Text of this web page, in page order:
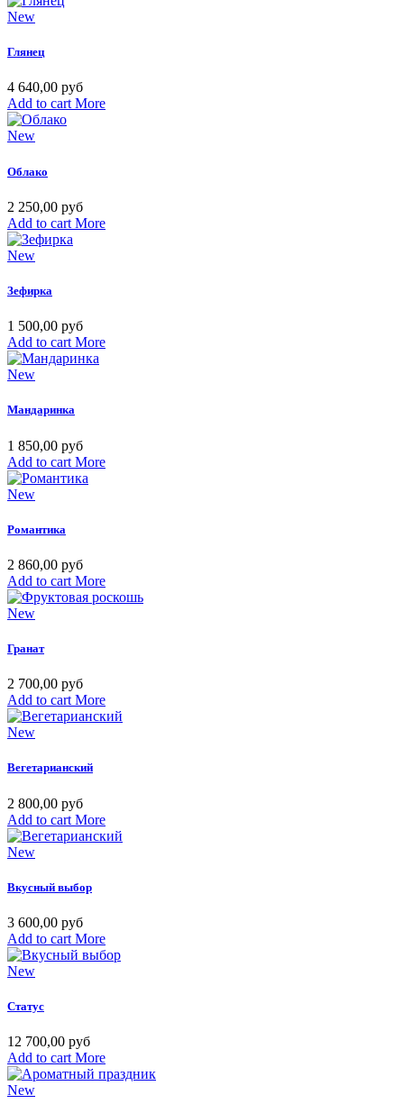
New
Глянец
4 640,00 руб
Add to cart More
New
Облако
2 250,00 руб
Add to cart More
New
Зефирка
1 500,00 руб
Add to cart More
New
Мандаринка
1 850,00 руб
Add to cart More
New
Романтика
2 860,00 руб
Add to cart More
New
Гранат
2 700,00 руб
Add to cart More
New
Вегетарианский
2 800,00 руб
Add to cart More
New
Вкусный выбор
3 600,00 руб
Add to cart More
New
Cтатус
12 700,00 руб
Add to cart More
New